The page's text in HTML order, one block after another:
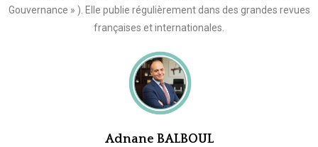
Gouvernance » ). Elle publie régulièrement dans des grandes revues
françaises et internationales.
Adnane BALBOUL